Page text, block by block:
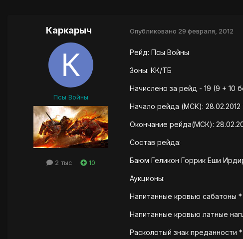
Каркарыч
Псы Войны
2 тыс 10
Опубликовано 29 февраля, 2012
Рейд: Псы Войны
Зоны: КК/ТБ
Начислено за рейд - 19 (9 + 10
Начало рейда (МСК): 28.02.2012
Окончание рейда(МСК):
Состав рейда:
Баюм Геликон Горрик Еши
Аукционы:
Напитанные кровью сабатоны *
Напитанные кровью латные
Расколотый знак преданности